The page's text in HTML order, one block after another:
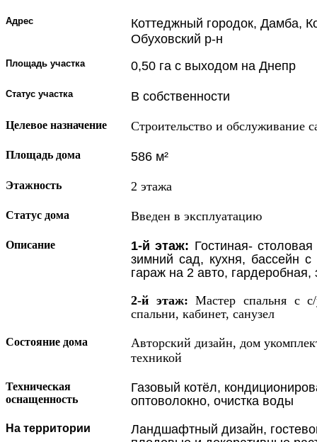
Адрес
Коттеджный городок, Дамба,
Обуховский р-н
Площадь участка 0,50 га с выходом на Днепр
Статус участка В собственности
Целевое назначение Строительство и обслуживание
Площадь дома 586 м²
Этажность 2 этажа
Статус дома Введен в эксплуатацию
Описание 1-й этаж: Гостиная-
зимний сад, кухня, бассейн
гараж на 2 авто, гардеробная,
2-й этаж: Мастер спальня с
спальни, кабинет, санузел
Состояние дома
Авторский дизайн, дом
техникой
Техническая
оснащенность
Газовый котёл,
оптоволокно, очистка воды
На территории
Ландшафтный дизайн,